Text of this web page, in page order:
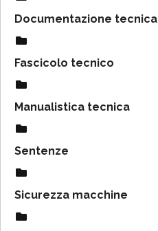
Documentazione tecnica
Fascicolo tecnico
Manualistica tecnica
Sentenze
Sicurezza macchine